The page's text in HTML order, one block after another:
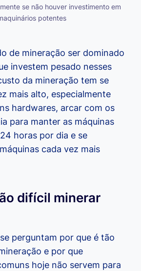
se não houver investimento em
potentes
de mineração ser dominado
investem pesado nesses
da mineração tem se
mais alto, especialmente
hardwares, arcar com os
para manter as máquinas
horas por dia e se
cada vez mais
difícil minerar
perguntam por que é tão
e por que
hoje não servem para